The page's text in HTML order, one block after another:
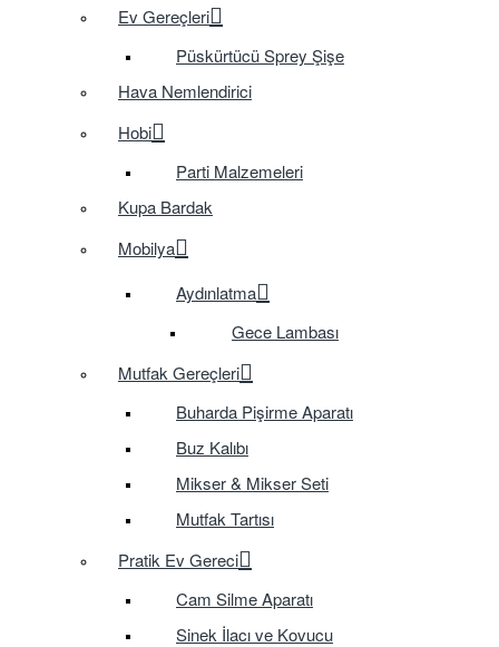
Ev Gereçleri
Püskürtücü Sprey Şişe
Hava Nemlendirici
Hobi
Parti Malzemeleri
Kupa Bardak
Mobilya
Aydınlatma
Gece Lambası
Mutfak Gereçleri
Buharda Pişirme Aparatı
Buz Kalıbı
Mikser & Mikser Seti
Mutfak Tartısı
Pratik Ev Gereci
Cam Silme Aparatı
Sinek İlacı ve Kovucu